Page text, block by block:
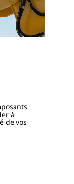
à
de vos